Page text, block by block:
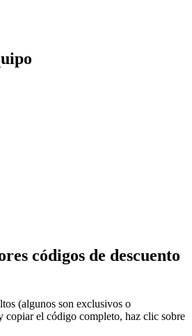
códigos de descuento
(algunos son exclusivos o
copiar el código completo, haz clic sobre